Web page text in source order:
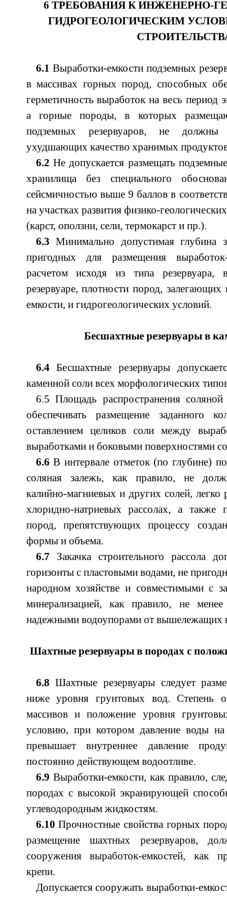
6 ТРЕБОВАНИЯ К ИНЖЕНЕРНО-
ГИДРОГЕОЛОГИЧЕСКИМ
6.1 Выработки-емкости подземных
в массивах горных пород, способных
герметичность выработок на весь период
а горные породы, в которых
подземных резервуаров, не должны
ухудшающих качество хранимых
6.2 Не допускается размещать
хранилища без специального
сейсмичностью выше 9 баллов в
на участках развития физико-
(карст, оползни, сели, термокарст и пр.).
6.3 Минимально допустимая глубина
пригодных для размещения выработок-
расчетом исходя из типа резервуара,
резервуаре, плотности пород,
емкости, и гидрогеологических условий.
Бесшахтные резервуары в
6.4Бесшахтные резервуары
каменной соли всех морфологических
6.5 Площадь распространения
обеспечивать размещение заданного
оставлением целиков соли между
выработками и боковыми поверхностями
6.6 В интервале отметок (по глубине)
соляная залежь, как правило, не
калийно-магниевых и других солей,
хлоридно-натриевых рассолах, а также
пород, препятствующих процессу
формы и объема.
6.7 Закачка строительного рассола
горизонты с пластовыми водами, не
народном хозяйстве и совместимыми с
минерализацией, как правило, не
надежными водоупорами от вышележащих
Шахтные резервуары в породах с
6.8 Шахтные резервуары следует
ниже уровня грунтовых вод. Степень
массивов и положение уровня
условию, при котором давление воды на
превышает внутреннее давление
постоянно действующем водоотливе.
6.9 Выработки-емкости, как правило,
породах с высокой экранирующей
углеводородным жидкостям.
6.10 Прочностные свойства горных
размещение шахтных резервуаров,
сооружения выработок-емкостей, как
крепи.
Допускается сооружать выработки-